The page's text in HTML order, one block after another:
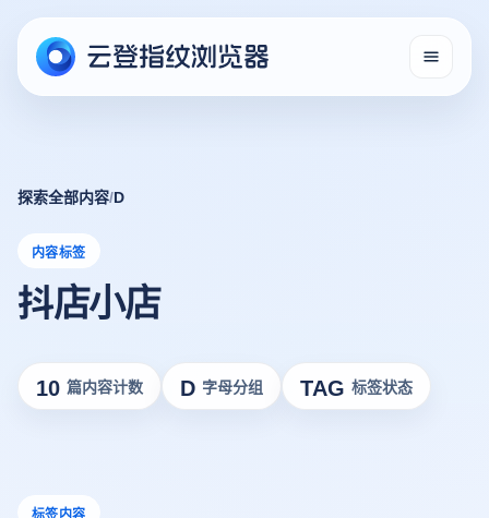
探索全部内容/D
内容标签
抖店小店
10 篇内容计数 D 字母分组 TAG 标签状态
标签内容